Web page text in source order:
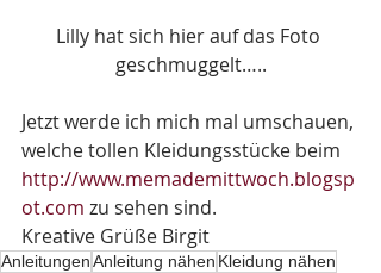
Lilly hat sich hier auf das Foto
geschmuggelt…..
Jetzt werde ich mich mal umschauen,
welche tollen Kleidungsstücke beim
http://www.memademittwoch.blogsp
ot.com zu sehen sind.
Kreative Grüße Birgit
AnleitungenAnleitung nähen Kleidung nähen